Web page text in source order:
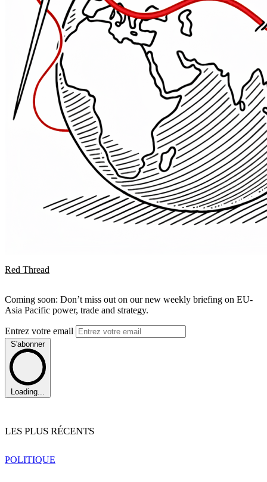
Red Thread
Coming soon: Don’t miss out on our new weekly briefing on EU-
Asia Pacific power, trade and strategy.
Entrez votre email
S'abonner
Loading...
LES PLUS RÉCENTS
POLITIQUE